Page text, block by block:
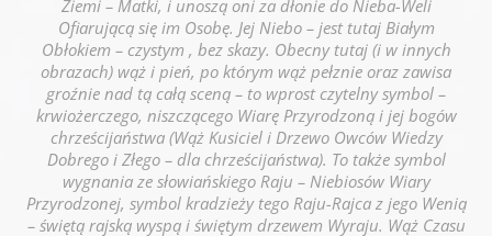
Ziemi – Matki, i unoszą oni za dłonie do Nieba-Weli
Ofiarującą się im Osobę. Jej Niebo – jest tutaj Białym
Obłokiem – czystym , bez skazy. Obecny tutaj (i w innych
obrazach) wąż i pień, po którym wąż pełznie oraz zawisa
groźnie nad tą całą sceną – to wprost czytelny symbol –
krwiożerczego, niszczącego Wiarę Przyrodzoną i jej bogów
chrześcijaństwa (Wąż Kusiciel i Drzewo Owców Wiedzy
Dobrego i Złego – dla chrześcijaństwa). To także symbol
wygnania ze słowiańskiego Raju – Niebiosów Wiary
Przyrodzonej, symbol kradzieży tego Raju-Rajca z jego Wenią
– świętą rajską wyspą i świętym drzewem Wyraju. Wąż Czasu